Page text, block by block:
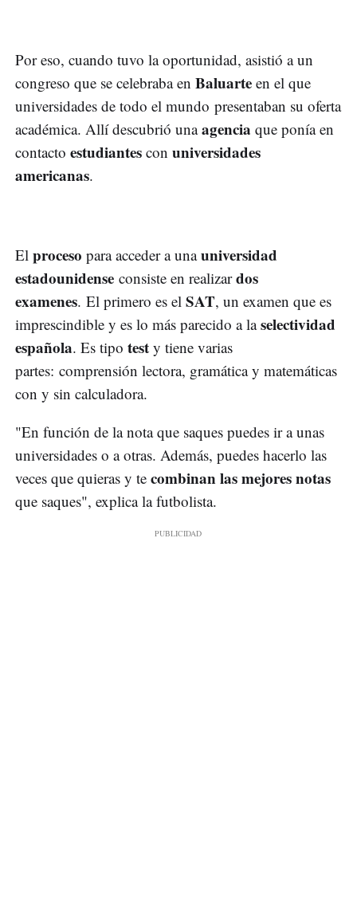
Por eso, cuando tuvo la oportunidad, asistió a un
congreso que se celebraba en Baluarte en el que
universidades de todo el mundo presentaban su oferta
académica. Allí descubrió unaagencia que ponía en
contacto estudiantes con universidades
americanas.
El proceso para acceder a unauniversidad
estadounidense consiste en realizardos
examenes. El primero es el SAT, un examen que es
imprescindible y es lo más parecido a laselectividad
española. Es tipo test y tiene varias
partes: comprensión lectora, gramática y matemáticas
con y sin calculadora.
"En función de la nota que saques puedes ir a unas
universidades o a otras. Además, puedes hacerlo las
veces que quieras y te combinan las mejores notas
que saques", explica la futbolista.